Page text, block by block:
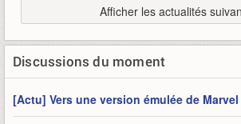
Afficher les actualités
Discussions du moment
[Actu] Vers une version émulée de